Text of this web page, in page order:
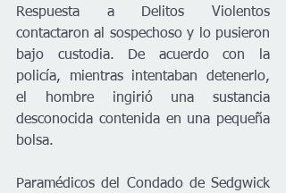
Respuesta a Delitos Violentos
contactaron al sospechoso y lo pusieron
bajo custodia. De acuerdo con la
policía, mientras intentaban detenerlo,
el hombre ingirió una sustancia
desconocida contenida en una pequeña
bolsa.
Paramédicos del Condado de Sedgwick